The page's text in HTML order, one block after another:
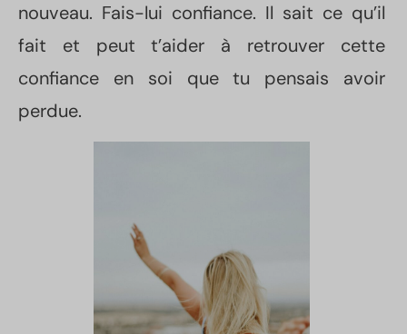
nouveau. Fais-lui confiance. Il sait ce qu’il
fait et peut t’aider à retrouver cette
confiance en soi que tu pensais avoir
perdue.